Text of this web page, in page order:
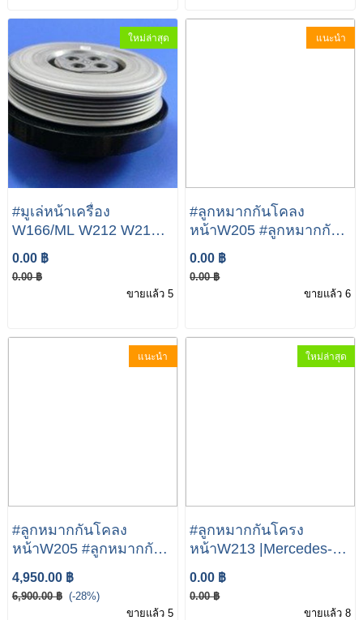
LEMOFORDER 37538
ใหม่ล่าสุด
#มูเล่หน้าเครื่อง
W166/ML W212 W213
X253 A651 035 19 12
BELT PULLEY
0.00 ฿
0.00 ฿
ขายแล้ว 5
แนะนำ
#ลูกหมากกันโคลง
หน้าW205 #ลูกหมากกัน
โคลงหน้าW213 W205
W213 W238 W257 เบอร์
205 323 07 17
0.00 ฿
0.00 ฿
ขายแล้ว 6
แนะนำ
#ลูกหมากกันโคลง
หน้าW205 #ลูกหมากกัน
W213 W238 W257 เบอร์
205 323 07 17
4,950.00 ฿
6,900.00 ฿ (-28%)
ขายแล้ว 5
ใหม่ล่าสุด
#ลูกหมากกันโครง
หน้าW213 |Mercedes-
E250 E350 E63
A2053230717
0.00 ฿
0.00 ฿
ขายแล้ว 8